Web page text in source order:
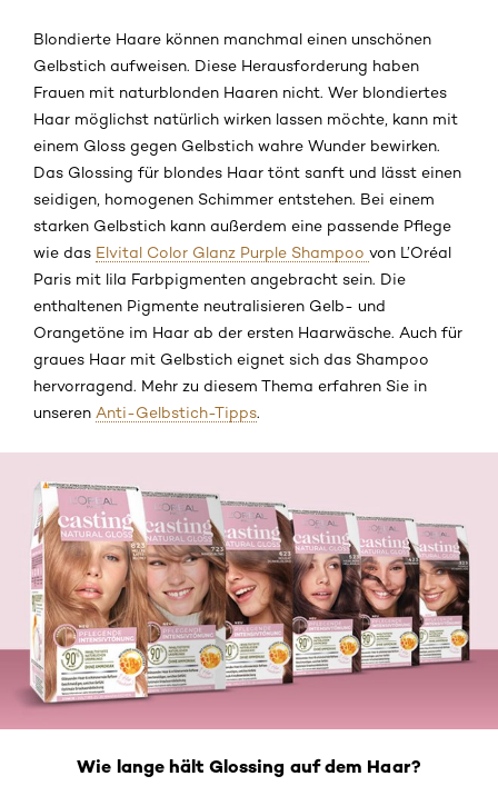
Blondierte Haare können manchmal einen unschönen
Gelbstich aufweisen. Diese Herausforderung haben
Frauen mit naturblonden Haaren nicht. Wer blondiertes
Haar möglichst natürlich wirken lassen möchte, kann mit
einem Gloss gegen Gelbstich wahre Wunder bewirken.
Das Glossing für blondes Haar tönt sanft und lässt einen
seidigen, homogenen Schimmer entstehen. Bei einem
starken Gelbstich kann außerdem eine passende Pflege
wie das Elvital Color Glanz Purple Shampoo von L’Oréal
Paris mit lila Farbpigmenten angebracht sein. Die
enthaltenen Pigmente neutralisieren Gelb- und
Orangetöne im Haar ab der ersten Haarwäsche. Auch für
graues Haar mit Gelbstich eignet sich das Shampoo
hervorragend. Mehr zu diesem Thema erfahren Sie in
unseren Anti-Gelbstich-Tipps.
Wie lange hält Glossing auf dem Haar?